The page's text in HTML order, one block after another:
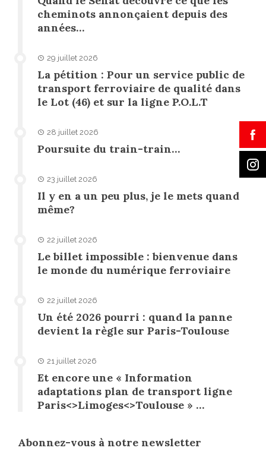
cheminots annonçaient depuis des
années…
29 juillet 2026
La pétition : Pour un service public de
transport ferroviaire de qualité dans
le Lot (46) et sur la ligne P.O.L.T
28 juillet 2026
Poursuite du train-train…
23 juillet 2026
Il y en a un peu plus, je le mets quand
même?
22 juillet 2026
Le billet impossible : bienvenue dans
le monde du numérique ferroviaire
22 juillet 2026
Un été 2026 pourri : quand la panne
devient la règle sur Paris-Toulouse
21 juillet 2026
Et encore une « Information
adaptations plan de transport ligne
Paris<>Limoges<>Toulouse » …
Abonnez-vous à notre newsletter